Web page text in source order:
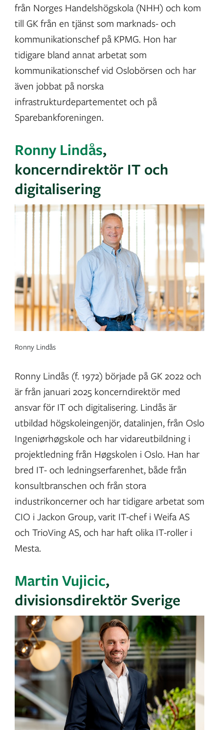
från Norges Handelshögskola (NHH) och kom
till GK från en tjänst som marknads- och
kommunikationschef på KPMG. Hon har
tidigare bland annat arbetat som
kommunikationschef vid Oslobörsen och har
även jobbat på norska
infrastrukturdepartementet och på
Sparebankforeningen.
Ronny Lindås,
koncerndirektör IT och
digitalisering
Ronny Lindås
Ronny Lindås (f. 1972) började på GK 2022 och
är från januari 2025 koncerndirektör med
ansvar för IT och digitalisering. Lindås är
utbildad högskoleingenjör, datalinjen, från Oslo
Ingeniørhøgskole och har vidareutbildning i
projektledning från Høgskolen i Oslo. Han har
bred IT- och ledningserfarenhet, både från
konsultbranschen och från stora
industrikoncerner och har tidigare arbetat som
CIO i Jackon Group, varit IT-chef i Weifa AS
och TrioVing AS, och har haft olika IT-roller i
Mesta.
Martin Vujicic,
divisionsdirektör Sverige